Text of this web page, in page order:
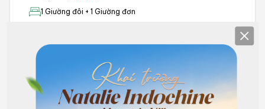
1 Giường đôi + 1 Giường đơn
Nhìn ra thành phố
Phòng tắm đứng
Tủ quần áo Bộ bàn ghế nhỏ
Đăng nhập để giảm 10% khi đặt phòng